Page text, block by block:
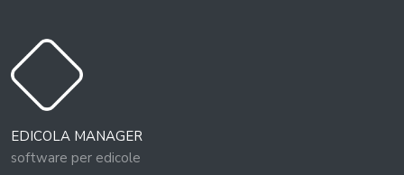
EDICOLA MANAGER
software per edicole